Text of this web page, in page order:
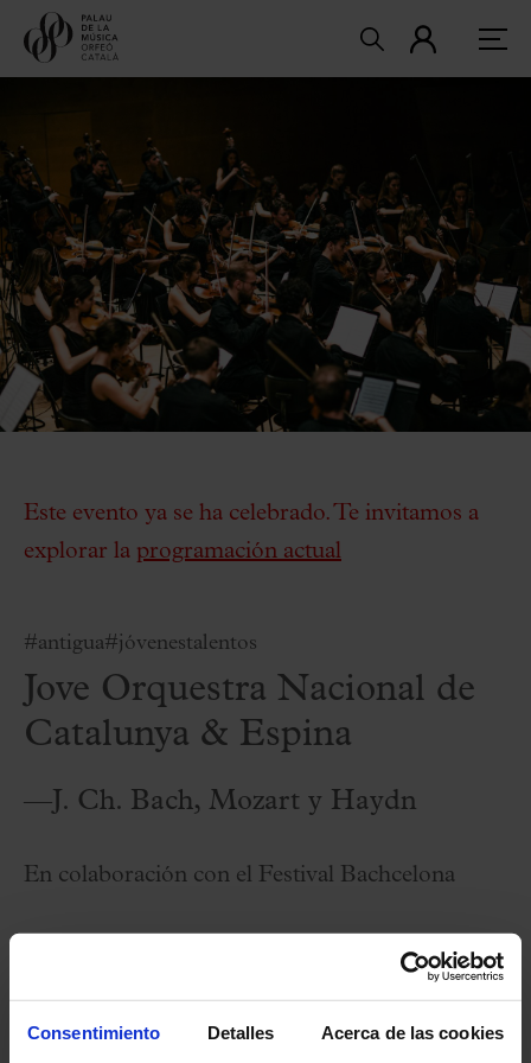
Consentimiento Detalles Acerca de las cookies
Este evento ya se ha celebrado. Te invitamos a
explorar la programación actual
#antigua#jóvenestalentos
Jove Orquestra Nacional de
Catalunya & Espina
—J. Ch. Bach, Mozart y Haydn
En colaboración con el Festival Bachcelona